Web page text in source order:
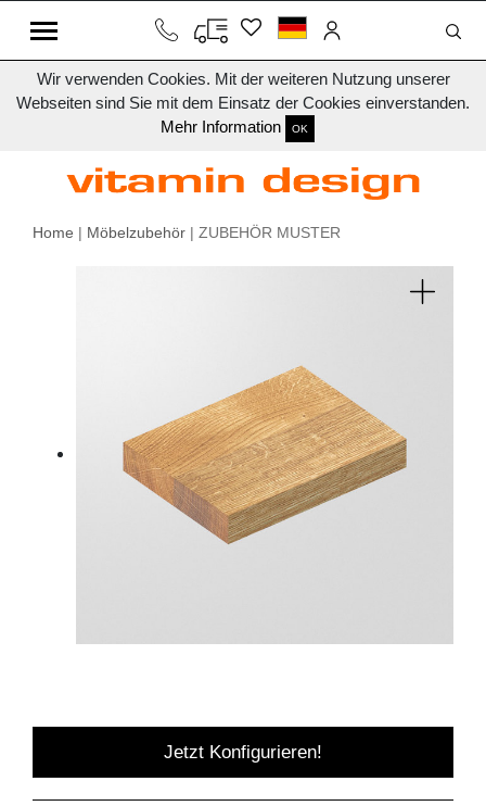
Wir verwenden Cookies. Mit der weiteren Nutzung unserer
Webseiten sind Sie mit dem Einsatz der Cookies einverstanden.
Mehr Information
OK
Home | Möbelzubehör | ZUBEHÖR MUSTER
Jetzt Konfigurieren!